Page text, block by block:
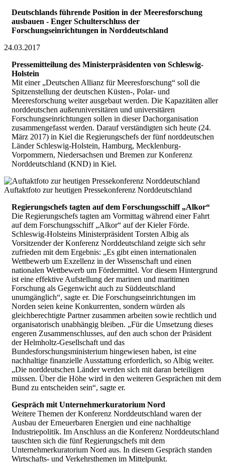
Deutschlands führende Position in der Meeresforschung
ausbauen - Enger Schulterschluss der
Forschungseinrichtungen in Norddeutschland
24.03.2017
Pressemitteilung des Ministerpräsidenten von Schleswig-
Holstein
Mit einer „Deutschen Allianz für Meeresforschung“ soll die
Spitzenstellung der deutschen Küsten-, Polar- und
Meeresforschung weiter ausgebaut werden. Die Kapazitäten aller
norddeutschen außeruniversitären und universitären
Forschungseinrichtungen sollen in dieser Dachorganisation
zusammengefasst werden. Darauf verständigten sich heute (24.
März 2017) in Kiel die Regierungschefs der fünf norddeutschen
Länder Schleswig-Holstein, Hamburg, Mecklenburg-
Vorpommern, Niedersachsen und Bremen zur Konferenz
Norddeutschland (KND) in Kiel.
Auftaktfoto zur heutigen Pressekonferenz Norddeutschland
Regierungschefs tagten auf dem Forschungsschiff „Alkor“
Die Regierungschefs tagten am Vormittag während einer Fahrt
auf dem Forschungsschiff „Alkor“ auf der Kieler Förde.
Schleswig-Holsteins Ministerpräsident Torsten Albig als
Vorsitzender der Konferenz Norddeutschland zeigte sich sehr
zufrieden mit dem Ergebnis: „Es gibt einen internationalen
Wettbewerb um Exzellenz in der Wissenschaft und einen
nationalen Wettbewerb um Fördermittel. Vor diesem Hintergrund
ist eine effektive Aufstellung der marinen und maritimen
Forschung als Gegenwicht auch zu Süddeutschland
unumgänglich“, sagte er. Die Forschungseinrichtungen im
Norden seien keine Konkurrenten, sondern würden als
gleichberechtigte Partner zusammen arbeiten sowie rechtlich und
organisatorisch unabhängig bleiben. „Für die Umsetzung dieses
engeren Zusammenschlusses, auf den auch schon der Präsident
der Helmholtz-Gesellschaft und das
Bundesforschungsministerium hingewiesen haben, ist eine
nachhaltige finanzielle Ausstattung erforderlich, so Albig weiter.
„Die norddeutschen Länder werden sich mit daran beteiligen
müssen. Über die Höhe wird in den weiteren Gesprächen mit dem
Bund zu entscheiden sein“, sagte er.
Gespräch mit Unternehmerkuratorium Nord
Weitere Themen der Konferenz Norddeutschland waren der
Ausbau der Erneuerbaren Energien und eine nachhaltige
Industriepolitik. Im Anschluss an die Konferenz Norddeutschland
tauschten sich die fünf Regierungschefs mit dem
Unternehmerkuratorium Nord aus. In diesem Gespräch standen
Wirtschafts- und Verkehrsthemen im Mittelpunkt.